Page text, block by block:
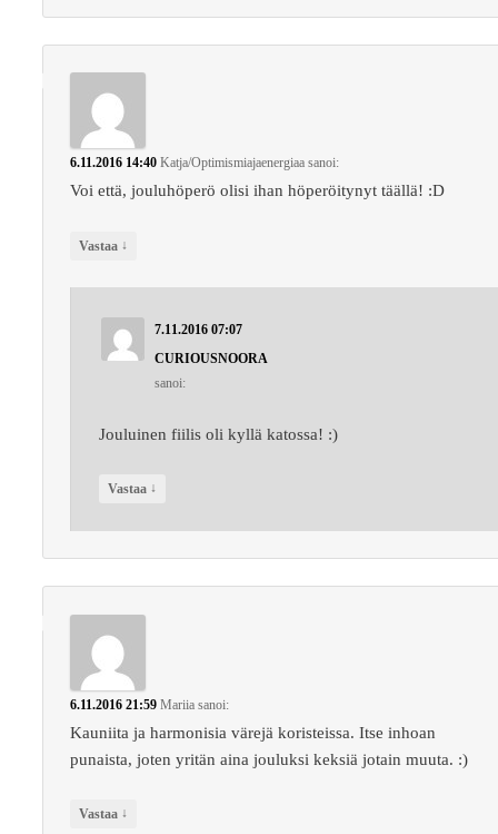
6.11.2016 14:40 Katja/Optimismiajaenergiaa sanoi:
Voi että, jouluhöperö olisi ihan höperöitynyt täällä! :D
Vastaa ↓
7.11.2016 07:07
CURIOUSNOORA
sanoi:
Jouluinen fiilis oli kyllä katossa! :)
Vastaa ↓
6.11.2016 21:59 Mariia sanoi:
Kauniita ja harmonisia värejä koristeissa. Itse inhoan
punaista, joten yritän aina jouluksi keksiä jotain muuta. :)
Vastaa ↓